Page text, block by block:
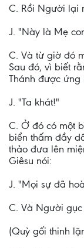
C. Rồi Người lại
J. "Này là Mẹ
C. Và từ giờ đó
Sau đó, vì biết
Thánh được ứng
J. "Ta khát!"
C. Ở đó có một
biển thấm đầy
thảo đưa lên
Giêsu nói:
J. "Mọi sự đã
C. Và Người
(Quỳ gối thinh